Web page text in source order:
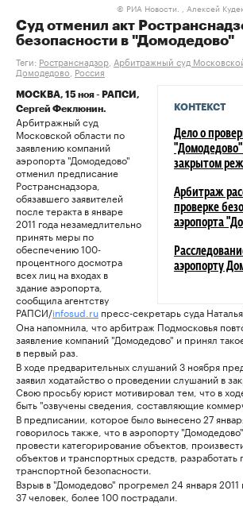
© РИА Новости. , Алексей
Суд отменил акт
безопасности в "Домодедово"
Теги: Ространснадзор Арбитражный суд
Домодедово,Россия
КОНТЕКСТ
Дело о
"Домодедово"
закрытом
Арбитраж
проверке
аэропорта
аэропорту
МОСКВА, 15 ноя - РАПСИ,
Сергей Феклюнин.
Арбитражный суд
Московской области по
заявлению компаний
аэропорта "Домодедово"
отменил предписание
Ространснадзора,
обязавшего заявителей
после теракта в январе
2011 года незамедлительно
принять меры по
обеспечению 100-
процентного досмотра
всех лиц на входах в
здание аэропорта,
сообщила агентству
РАПСИ/infosud.ru пресс-секретарь суда
Она напомнила, что арбитраж Подмосковья
заявление компаний "Домодедово" и принял
в первый раз.
В ходе предварительных слушаний 3 ноября
заявил ходатайство о проведении слушаний в
Свою просьбу юрист мотивировал тем, что в
быть "озвучены сведения, составляющие
В предписании, которое было вынесено 27
говорилось также, что в аэропорту
провести категорирование объектов,
объектов и транспортных средств, разработать
транспортной безопасности.
Взрыв в "Домодедово" прогремел 24 января
37 человек, более 100 пострадали.